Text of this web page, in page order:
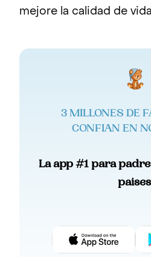
mejore la calidad de
3 MILLONES DE
CONFIAN EN
La app #1 para